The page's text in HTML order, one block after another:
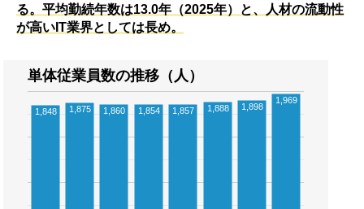
る。平均勤続年数は13.0年（2025年）と、人材の流動性
が高いIT業界としては長め。
単体従業員数の推移（人）
1,848 1,875 1,860 1,854 1,857 1,888 1,898
1,969